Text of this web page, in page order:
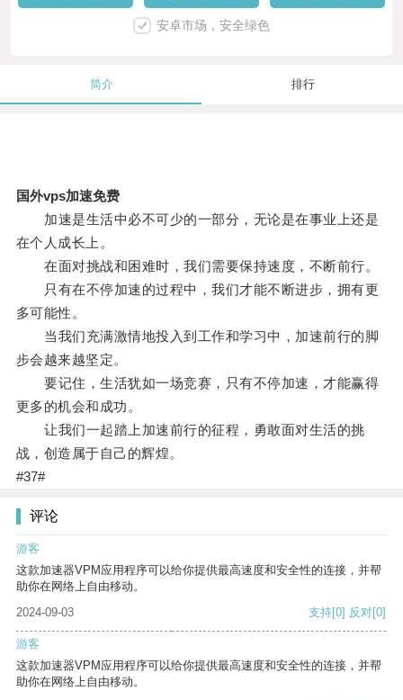
安卓市场，安全绿色
简介 排行
国外vps加速免费
加速是生活中必不可少的一部分，无论是在事业上还是
在个人成长上。
在面对挑战和困难时，我们需要保持速度，不断前行。
只有在不停加速的过程中，我们才能不断进步，拥有更
多可能性。
当我们充满激情地投入到工作和学习中，加速前行的脚
步会越来越坚定。
要记住，生活犹如一场竞赛，只有不停加速，才能赢得
更多的机会和成功。
让我们一起踏上加速前行的征程，勇敢面对生活的挑
战，创造属于自己的辉煌。
#37#
评论
游客
这款加速器VPM应用程序可以给你提供最高速度和安全性的连接，并帮
助你在网络上自由移动。
2024-09-03
支持[0] 反对[0]
游客
这款加速器VPM应用程序可以给你提供最高速度和安全性的连接，并帮
助你在网络上自由移动。